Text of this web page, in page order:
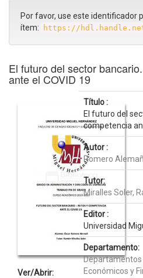
Por favor, use este identificador
ítem:
https://
El futuro del sector
ante el COVID 19
Ver/Abrir:
Título :
El futuro del
competencia
Autor :
Romero
Tutor:
Miralles Soler,
Editor :
Universidad
Departamento:
Departamentos
Económicos y